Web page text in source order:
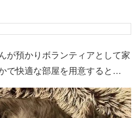
が預かりボランティアとして家
で快適な部屋を用意すると…